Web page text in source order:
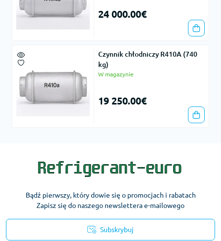
24 000.00€
Czynnik chłodniczy R410A (740
kg)
W magazynie
19 250.00€
Bądź pierwszy, który dowie się o promocjach i rabatach
Zapisz się do naszego newslettera e-mailowego
Subskrybuj